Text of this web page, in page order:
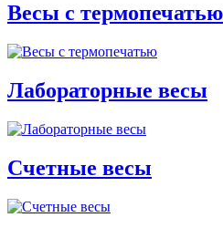
Весы с термопечатью
Лабораторные весы
Счетные весы